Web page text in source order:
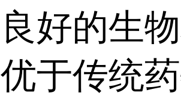
良好的生
优于传统